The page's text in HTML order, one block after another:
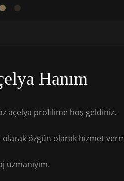
Hanım
açelya profilime hoş geldiniz.
olarak özgün olarak hizmet